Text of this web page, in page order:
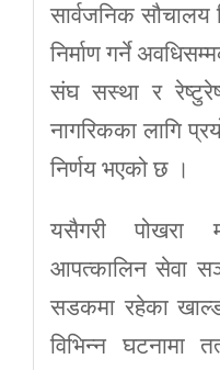
सार्वजनिक सौचालय
निर्माण गर्ने
संघ सस्था र
नागरिकका लागि
निर्णय भएको छ ।
यसैगरी पोखरा
आपत्कालिन सेवा
सडकमा रहेका
विभिन्न घटनामा